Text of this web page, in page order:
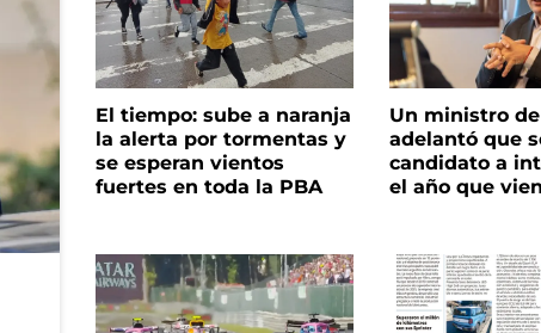
El tiempo: sube a naranja
la alerta por tormentas y
se esperan vientos
fuertes en toda la PBA
Un ministro
adelantó que
candidato a
el año que